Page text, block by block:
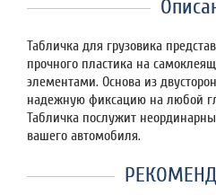
Табличка для грузовика
прочного пластика на
элементами. Основа из
надежную фиксацию на любой
Табличка послужит
вашего автомобиля.